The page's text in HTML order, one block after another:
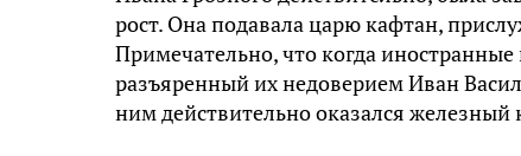
рост. Она подавала царю кафтан,
Примечательно, что когда
разъяренный их недоверием Иван
ним действительно оказался